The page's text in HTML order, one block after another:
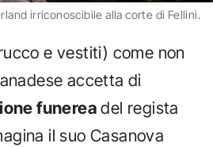
irriconoscibile alla corte di Fellini.
e vestiti) come non
accetta di
funerea del regista
il suo Casanova